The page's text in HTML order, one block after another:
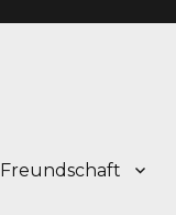
Freundschaft